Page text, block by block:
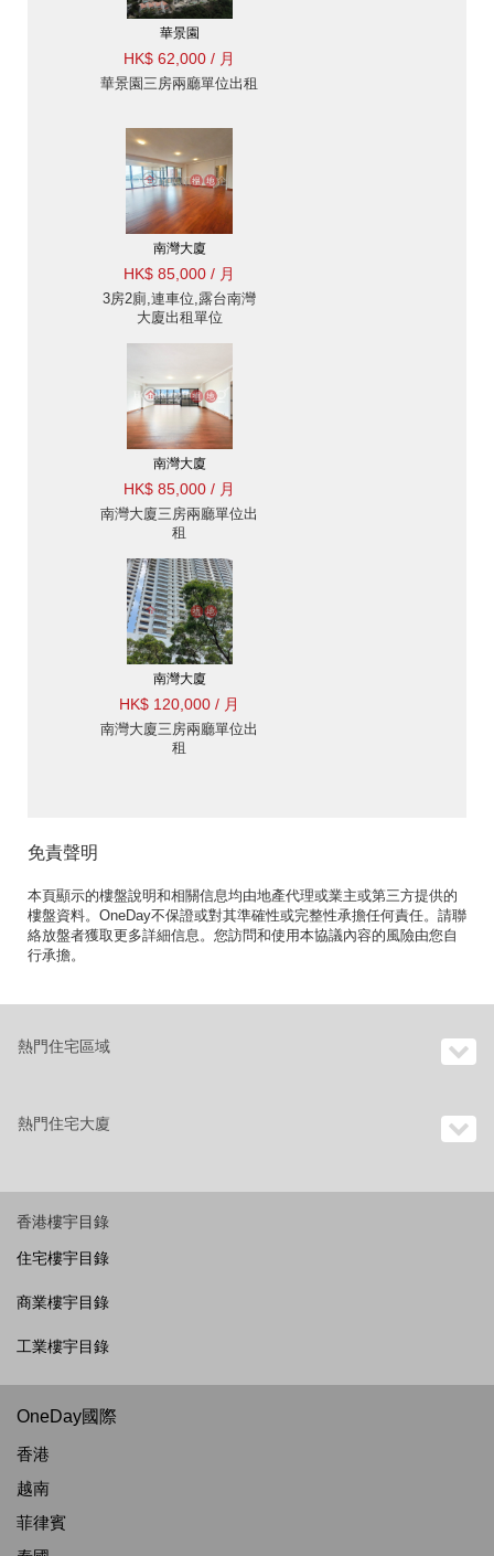
華景園
HK$ 62,000 / 月
華景園三房兩廳單位出租
南灣大廈
HK$ 85,000 / 月
3房2廁,連車位,露台南灣
大廈出租單位
南灣大廈
HK$ 85,000 / 月
南灣大廈三房兩廳單位出
租
南灣大廈
HK$ 120,000 / 月
南灣大廈三房兩廳單位出
租
免責聲明
本頁顯示的樓盤說明和相關信息均由地產代理或業主或第三方提供的
樓盤資料。OneDay不保證或對其準確性或完整性承擔任何責任。請聯
絡放盤者獲取更多詳細信息。您訪問和使用本協議內容的風險由您自
行承擔。
熱門住宅區域
熱門住宅大廈
香港樓宇目錄
住宅樓宇目錄
商業樓宇目錄
工業樓宇目錄
OneDay國際
香港
越南
菲律賓